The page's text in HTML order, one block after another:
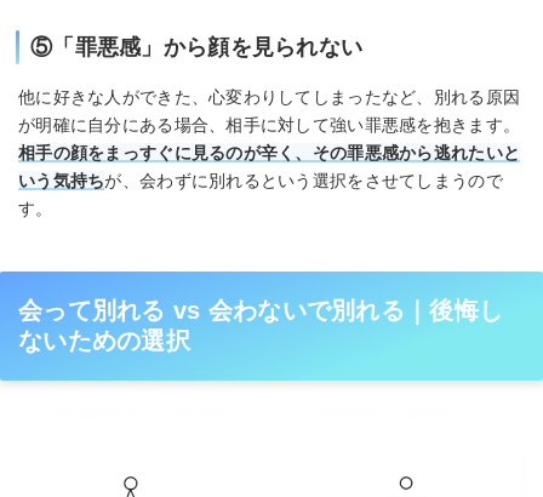
⑤「罪悪感」から顔を見られない
他に好きな人ができた、心変わりしてしまったなど、別れる原因
が明確に自分にある場合、相手に対して強い罪悪感を抱きます。
相手の顔をまっすぐに見るのが辛く、その罪悪感から逃れたいと
いう気持ちが、会わずに別れるという選択をさせてしまうので
す。
会って別れる vs 会わないで別れる｜後悔し
ないための選択